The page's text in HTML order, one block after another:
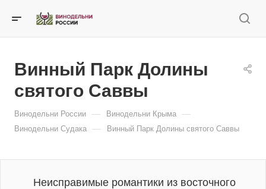
Винный Парк Долины
святого Саввы
Винодельни России — Винодельни Крыма —
Винодельни Судака — Винный Парк Долины святого Саввы
Неисправимые романтики из восточного